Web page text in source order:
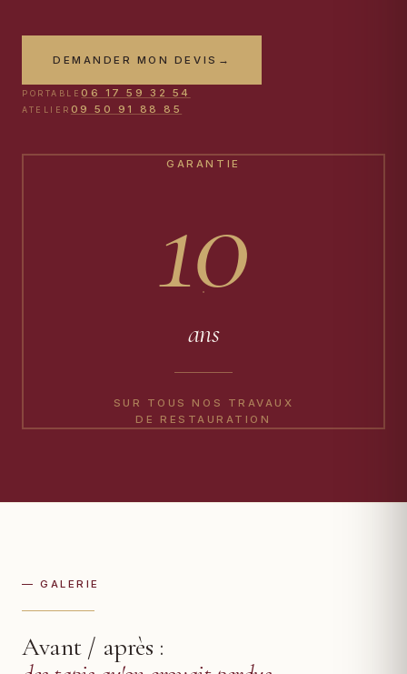
DEMANDER MON DEVIS →
PORTABLE06 17 59 32 54
ATELIER 09 50 91 88 85
GARANTIE
10
ans
SUR TOUS NOS TRAVAUX
DE RESTAURATION
— GALERIE
Avant / après :